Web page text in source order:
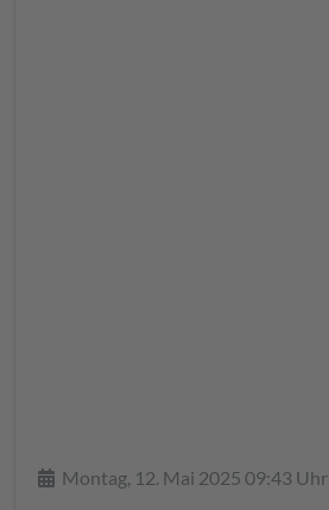
DetailsMontag, 12. Mai 2025 09:43 Uhr